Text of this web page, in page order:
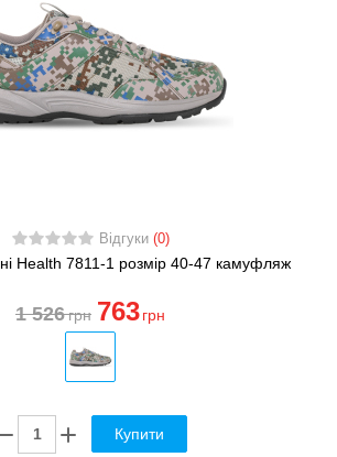
Відгуки (0)
Health 7811-1 розмір 40-47 камуфляж
1 526грн 763 грн
Купити